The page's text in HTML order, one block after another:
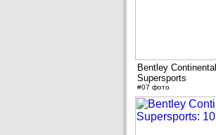
Bentley Continental
Supersports
#07 фото